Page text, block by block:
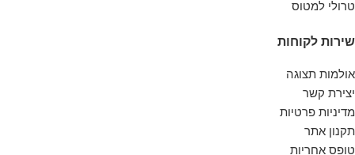
טרולי למטוס
שירות לקוחות
אולמות תצוגה
יצירת קשר
מדיניות פרטיות
תקנון אתר
טופס אחריות